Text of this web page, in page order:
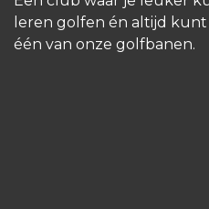
leren golfen én altijd
één van onze golfbanen.